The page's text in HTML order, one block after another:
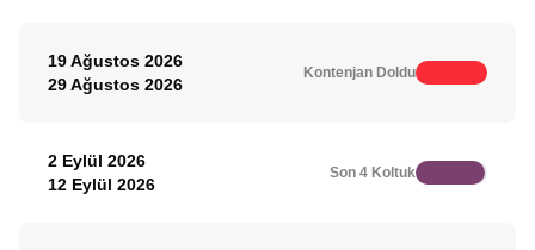
19 Ağustos 2026
29 Ağustos 2026
Kontenjan Doldu
2 Eylül 2026
12 Eylül 2026
Son 4 Koltuk